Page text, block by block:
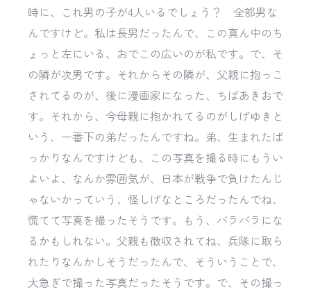
時に、これ男の子が4人いるでしょう？ 全部男な
んですけど。私は長男だったんで、この真ん中のち
ょっと左にいる、おでこの広いのが私です。で、そ
の隣が次男です。それからその隣が、父親に抱っこ
されてるのが、後に漫画家になった、ちばあきおで
す。それから、今母親に抱かれてるのがしげゆきと
いう、一番下の弟だったんですね。弟、生まれたば
っかりなんですけども、この写真を撮る時にもうい
よいよ、なんか雰囲気が、日本が戦争で負けたんじ
ゃないかっていう、怪しげなところだったんでね、
慌てて写真を撮ったそうです。もう、バラバラにな
るかもしれない。父親も徴収されてね、兵隊に取ら
れたりなんかしそうだったんで、そういうことで、
大急ぎで撮った写真だったそうです。で、その撮っ